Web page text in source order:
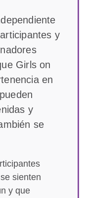
y
Girls on
en
y
se
sienten
y que